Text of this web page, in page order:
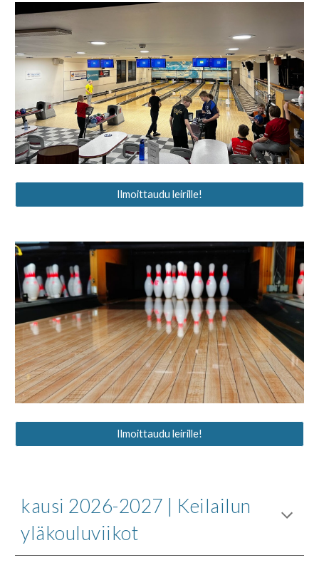
Ilmoittaudu leirille!
Ilmoittaudu leirille!
kausi 2026-2027 | Keilailun
yläkouluviikot